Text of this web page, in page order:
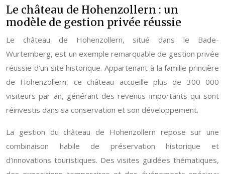
Le château de Hohenzollern : un
modèle de gestion privée réussie
Le château de Hohenzollern, situé dans le Bade-
Wurtemberg, est un exemple remarquable de gestion privée
réussie d’un site historique. Appartenant à la famille princière
de Hohenzollern, ce château accueille plus de 300 000
visiteurs par an, générant des revenus importants qui sont
réinvestis dans sa conservation et son développement.
La gestion du château de Hohenzollern repose sur une
combinaison habile de préservation historique et
d’innovations touristiques. Des visites guidées thématiques,